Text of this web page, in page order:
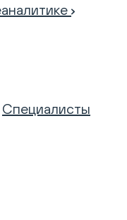
Специалисты